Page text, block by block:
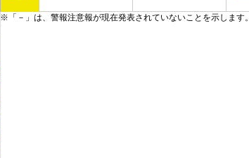
※「－」は、警報注意報が現在発表されていないことを示します。